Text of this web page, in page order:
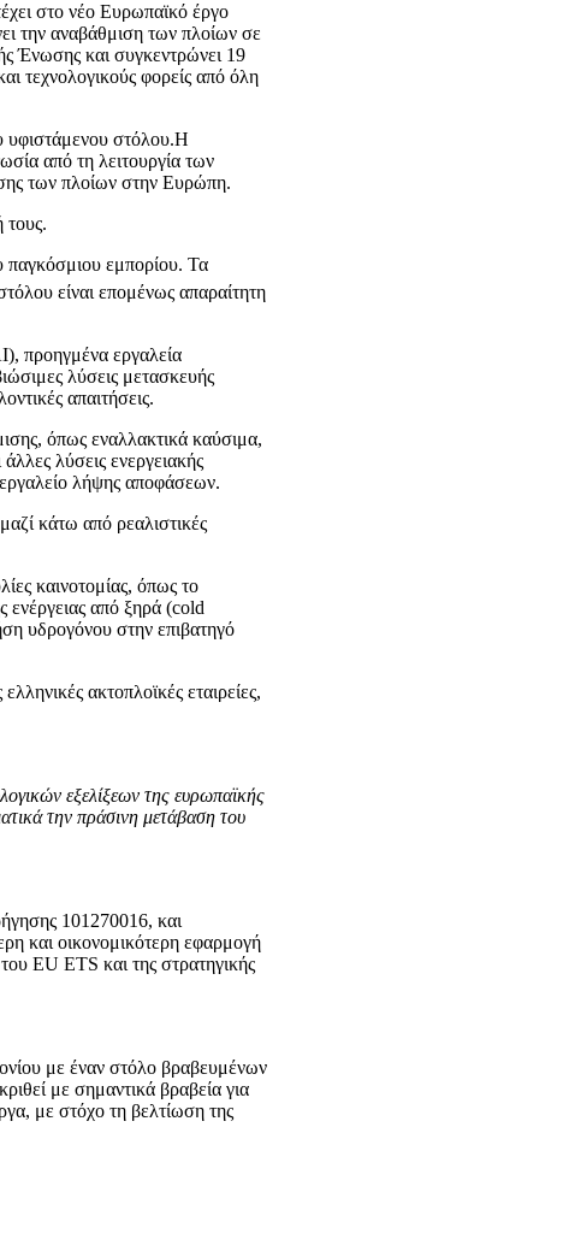
στο νέο Ευρωπαϊκό έργο
την αναβάθμιση των πλοίων σε
Ένωσης και συγκεντρώνει 19
τεχνολογικούς φορείς από όλη
υφιστάμενου στόλου.Η
από τη λειτουργία των
των πλοίων στην Ευρώπη.
τους.
παγκόσμιου εμπορίου. Τα
είναι επομένως απαραίτητη
προηγμένα εργαλεία
λύσεις μετασκευής
απαιτήσεις.
όπως εναλλακτικά καύσιμα,
λύσεις ενεργειακής
εργαλείο λήψης αποφάσεων.
κάτω από ρεαλιστικές
καινοτομίας, όπως το
από ξηρά (cold
υδρογόνου στην επιβατηγό
ακτοπλοϊκές εταιρείες,
εξελίξεων της ευρωπαϊκής
την πράσινη μετάβαση του
101270016, και
και οικονομικότερη εφαρμογή
EU ETS και της στρατηγικής
με έναν στόλο βραβευμένων
με σημαντικά βραβεία για
με στόχο τη βελτίωση της